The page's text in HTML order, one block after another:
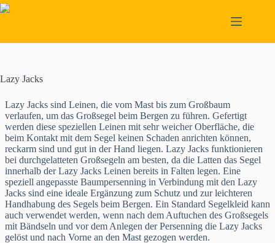
Skip
to
Lazy Jacks
Lazy Jacks sind Leinen, die vom Mast bis zum Großbaum
verlaufen, um das Großsegel beim Bergen zu führen. Gefertigt
werden diese speziellen Leinen mit sehr weicher Oberfläche, die
beim Kontakt mit dem Segel keinen Schaden anrichten können,
reckarm sind und gut in der Hand liegen. Lazy Jacks funktionieren
bei durchgelatteten Großsegeln am besten, da die Latten das Segel
innerhalb der Lazy Jacks Leinen bereits in Falten legen. Eine
speziell angepasste Baumpersenning in Verbindung mit den Lazy
Jacks sind eine ideale Ergänzung zum Schutz und zur leichteren
Handhabung des Segels beim Bergen. Ein Standard Segelkleid kann
auch verwendet werden, wenn nach dem Auftuchen des Großsegels
mit Bändseln und vor dem Anlegen der Persenning die Lazy Jacks
gelöst und nach Vorne an den Mast gezogen werden.